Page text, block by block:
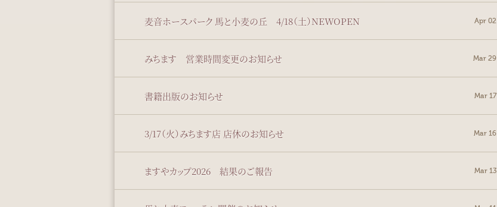
麦音ホースパーク 馬と小麦の丘 4/18（土）NEWOPEN Apr 02
みちます 営業時間変更のお知らせ Mar 29
書籍出版のお知らせ Mar 17
3/17（火）みちます店 店休のお知らせ Mar 16
ますやカップ2026 結果のご報告 Mar 13